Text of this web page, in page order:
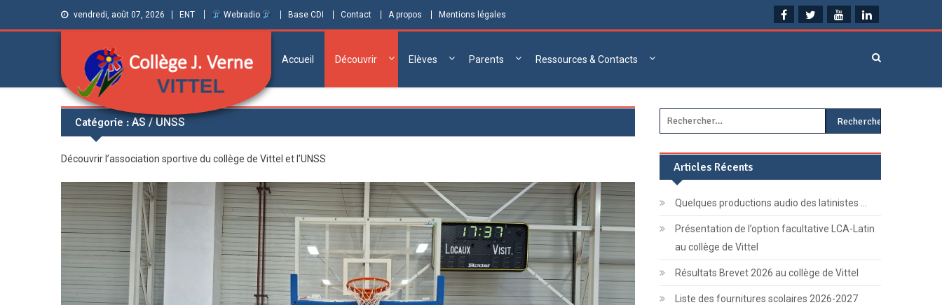
vendredi, août 07, 2026 ENT Webradio Base CDI Contact A propos Mentions légales
Collège Jules
Verne de Vittel
(Vosges)
Informations et ressources pour élèves,
parents et personnels
Accueil Découvrir Elèves Parents Ressources & Contacts
Catégorie : AS / UNSS
Découvrir l’association sportive du collège de Vittel et l’UNSS
Rechercher :
Articles Récents
Quelques productions audio des latinistes …
Présentation de l’option facultative LCA-Latin
au collège de Vittel
Résultats Brevet 2026 au collège de Vittel
Liste des fournitures scolaires 2026-2027